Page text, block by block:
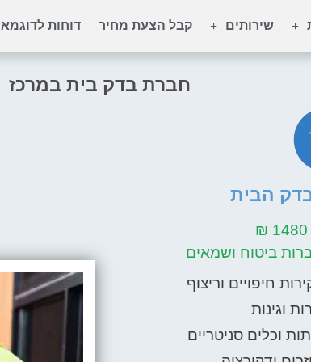
שירותים קבל הצעת מחיר דוחות לדוגמא
חברת בדק בית במרכז
הבית
ביטוח ושמאים
חיפויים וריצוף
וגינות
וכלים סניטריים